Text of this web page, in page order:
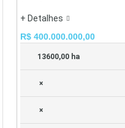
+ Detalhes
R$ 400.000.000,00
13600,00 ha
×
×